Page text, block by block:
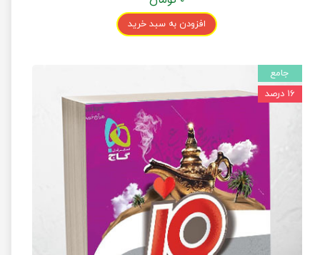
افزودن به سبد خرید
جامع
۱۶ درصد